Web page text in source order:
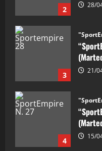
3 21/
4 15/
5 08/